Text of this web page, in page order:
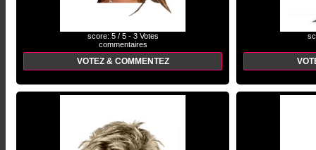
score: 5 / 5 - 3 Votes
commentaires
VOTEZ & COMMENTEZ